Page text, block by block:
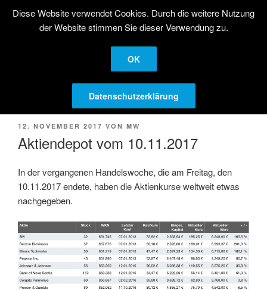
InhaltSTRATEGISCHE
AKTIENANLAGE
Langfristige Kapitalanlage in Aktien
Menü
VERÖFFENTLICHT
12. NOVEMBER 2017 VON MW
Aktiendepot vom 10.11.2017
In der vergangenen Handelswoche, die am Freitag, den
10.11.2017 endete, haben die Aktienkurse weltweit etwas
nachgegeben.
Diese Website verwendet Cookies. Durch die weitere Nutzung
der Website stimmen Sie dieser Verwendung zu.
OK
Datenschutzerklärung